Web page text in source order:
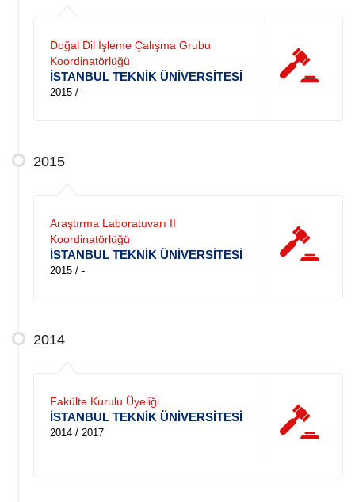
Doğal Dil İşleme Çalışma Grubu
Koordinatörlüğü
İSTANBUL TEKNİK ÜNİVERSİTESİ
2015 / -
2015
Araştırma Laboratuvarı II
Koordinatörlüğü
İSTANBUL TEKNİK ÜNİVERSİTESİ
2015 / -
2014
Fakülte Kurulu Üyeliği
İSTANBUL TEKNİK ÜNİVERSİTESİ
2014 / 2017